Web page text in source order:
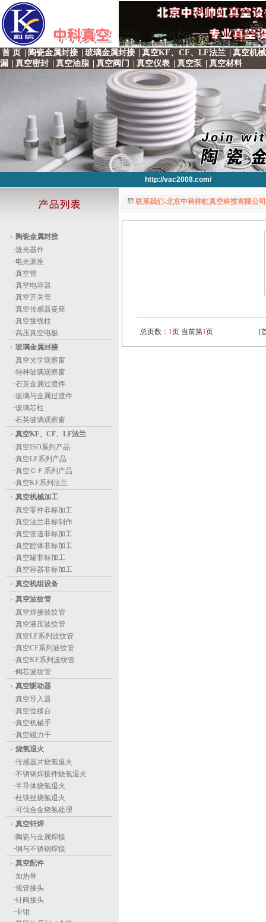
首 页 陶瓷金属封接 玻璃金属封接 真空KF、CF、LF法兰
真空机
漏
真空密封 真空油脂 真空阀门 真空仪表 真空泵 真空材料
http://vac2008.com/
陶瓷金属封接
·激光器件
·电光源座
·真空管
·真空电容器
·真空开关管
·真空传感器瓷座
·真空接线柱
·高压真空电极
玻璃金属封接
·真空光学观察窗
·特种玻璃观察窗
·石英金属过渡件
·玻璃与金属过渡件
·玻璃芯柱
·石英玻璃观察窗
真空KF、CF、LF法兰
·真空ISO系列产品
·真空LF系列产品
·真空ＣＦ系列产品
·真空KF系列法兰
真空机械加工
·真空零件非标加工
·真空法兰非标制作
·真空管道非标加工
·真空腔体非标加工
·真空罐非标加工
·真空容器非标加工
真空机组设备
真空波纹管
·真空焊接波纹管
·真空液压波纹管
·真空LF系列波纹管
·真空CF系列波纹管
·真空KF系列波纹管
·阀芯波纹管
真空驱动器
·真空导入器
·真空位移台
·真空机械手
·真空磁力干
烧氢退火
·传感器片烧氢退火
·不锈钢焊接件烧氢退火
·半导体烧氢退火
·杜镁丝烧氢退火
·可伐合金烧氢处理
真空钎焊
· 陶瓷与金属焊接
·铜与不锈钢焊接
真空配件
·加热带
·规管接头
·针阀接头
·卡钳
联系我们-北京中科帅虹真空科技有限公
总页数： 1页 当前第1页 [